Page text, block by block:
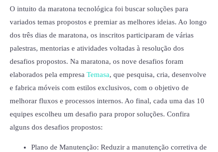
O intuito da maratona tecnológica foi buscar soluções para
variados temas propostos e premiar as melhores ideias. Ao longo
dos três dias de maratona, os inscritos participaram de várias
palestras, mentorias e atividades voltadas à resolução dos
desafios propostos. Na maratona, os nove desafios foram
elaborados pela empresa Temasa, que pesquisa, cria, desenvolve
e fabrica móveis com estilos exclusivos, com o objetivo de
melhorar fluxos e processos internos. Ao final, cada uma das 10
equipes escolheu um desafio para propor soluções. Confira
alguns dos desafios propostos:
Plano de Manutenção: Reduzir a manutenção corretiva de